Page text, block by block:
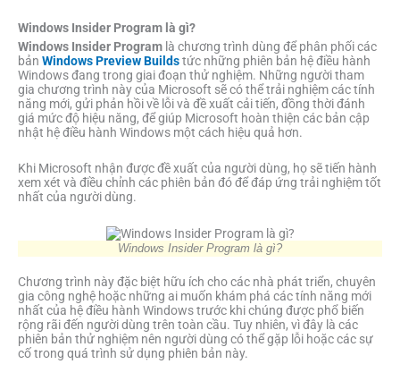
Windows Insider Program là gì?
Windows Insider Program là chương trình dùng để phân phối các
bản Windows Preview Buildstức những phiên bản hệ điều hành
Windows đang trong giai đoạn thử nghiệm. Những người tham
gia chương trình này của Microsoft sẽ có thể trải nghiệm các tính
năng mới, gửi phản hồi về lỗi và đề xuất cải tiến, đồng thời đánh
giá mức độ hiệu năng, để giúp Microsoft hoàn thiện các bản cập
nhật hệ điều hành Windows một cách hiệu quả hơn.
Khi Microsoft nhận được đề xuất của người dùng, họ sẽ tiến hành
xem xét và điều chỉnh các phiên bản đó để đáp ứng trải nghiệm tốt
nhất của người dùng.
Windows Insider Program là gì?
Chương trình này đặc biệt hữu ích cho các nhà phát triển, chuyên
gia công nghệ hoặc những ai muốn khám phá các tính năng mới
nhất của hệ điều hành Windows trước khi chúng được phổ biến
rộng rãi đến người dùng trên toàn cầu. Tuy nhiên, vì đây là các
phiên bản thử nghiệm nên người dùng có thể gặp lỗi hoặc các sự
cố trong quá trình sử dụng phiên bản này.